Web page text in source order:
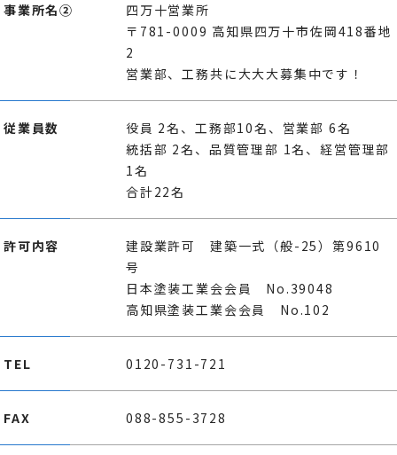
事業所名②
四万十営業所
〒781-0009 高知県四万十市佐岡418番地
2
営業部、工務共に大大大募集中です！
従業員数
役員 2名、工務部10名、営業部 6名
統括部 2名、品質管理部 1名、経営管理部
1名
合計22名
許可内容
建設業許可 建築一式（般-25）第9610
号
日本塗装工業会会員 No.39048
高知県塗装工業会会員 No.102
TEL 0120-731-721
FAX 088-855-3728